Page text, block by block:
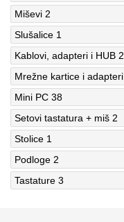
Miševi 2
Slušalice 1
Kablovi, adapteri i HUB 2
Mrežne kartice i adapteri
Mini PC 38
Setovi tastatura + miš 2
Stolice 1
Podloge 2
Tastature 3